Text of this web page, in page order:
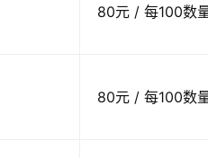
80元 / 每100数
80元 / 每100数